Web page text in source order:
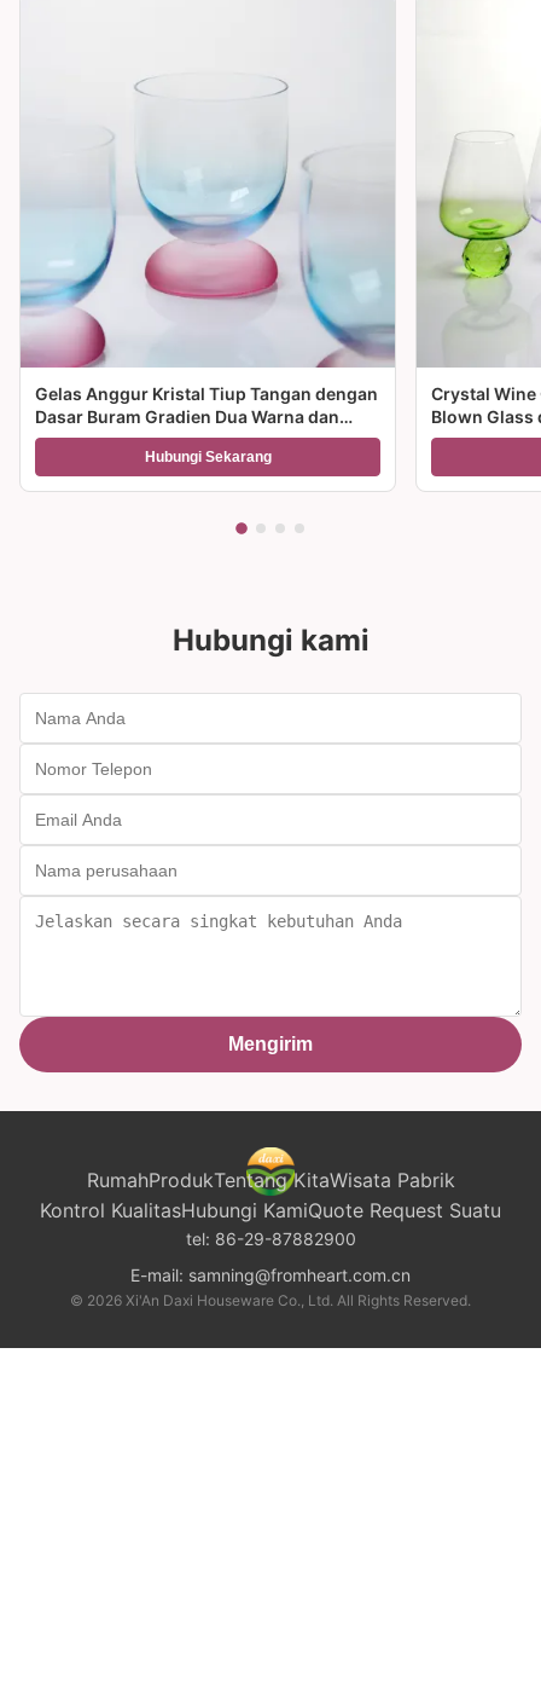
Gelas Anggur Kristal Tiup Tangan dengan
Dasar Buram Gradien Dua Warna dan
Kapasitas 300ml untuk Anggur Koktail
dan Dekorasi RumahHubungi Sekarang
Crystal Wine
Blown Glass
Multiple
Hubungi kami
Mengirim
RumahProdukTentang KitaWisata Pabrik
Kontrol KualitasHubungi KamiQuote Request Suatu
tel: 86-29-87882900
E-mail: samning@fromheart.com.cn
© 2026 Xi'An Daxi Houseware Co., Ltd. All Rights Reserved.